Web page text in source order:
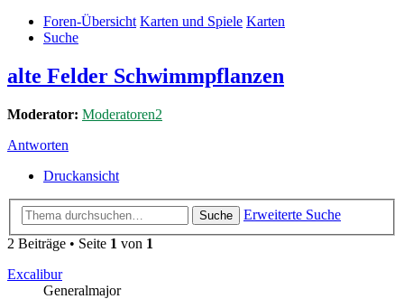
Foren-Übersicht Karten und Spiele Karten
Suche
alte Felder Schwimmpflanzen
Moderator: Moderatoren2
Antworten
Druckansicht
Suche
Erweiterte Suche
2 Beiträge • Seite 1 von 1
Excalibur
Generalmajor